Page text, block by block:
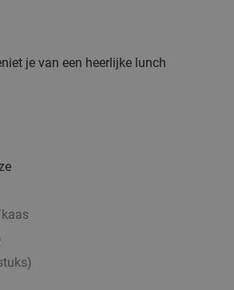
je van een heerlijke lunch